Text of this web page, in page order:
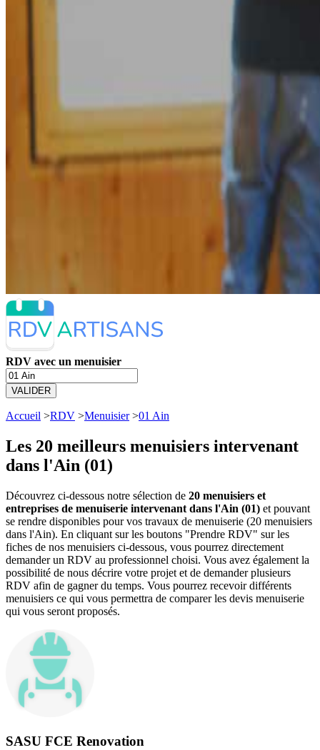
RDV avec un menuisier
VALIDER
Accueil >RDV >Menuisier>01 Ain
Les 20 meilleurs menuisiers intervenant
dans l'Ain (01)
Découvrez ci-dessous notre sélection de 20 menuisiers et
entreprises de menuiserie intervenant dans l'Ain (01) et pouvant
se rendre disponibles pour vos travaux de menuiserie (20 menuisiers
dans l'Ain). En cliquant sur les boutons "Prendre RDV" sur les
fiches de nos menuisiers ci-dessous, vous pourrez directement
demander un RDV au professionnel choisi. Vous avez également la
possibilité de nous décrire votre projet et de demander plusieurs
RDV afin de gagner du temps. Vous pourrez recevoir différents
menuisiers ce qui vous permettra de comparer les devis menuiserie
qui vous seront proposés.
SASU FCE Renovation